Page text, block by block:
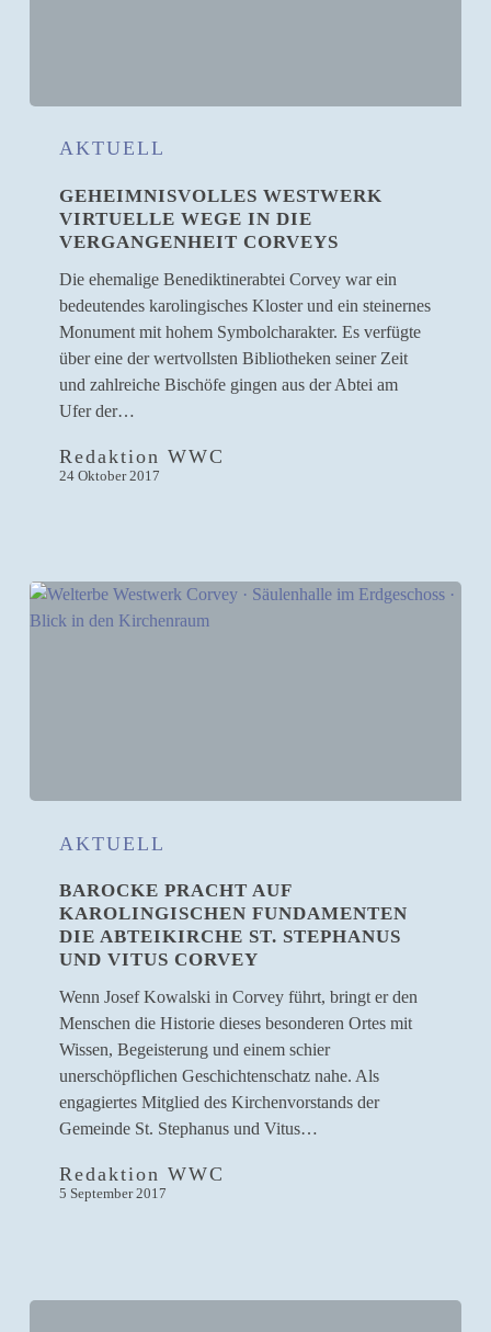
Westwerk
Wege
Vergangenheit
Corveys
AKTUELL
GEHEIMNISVOLLES WESTWERK
VIRTUELLE WEGE IN DIE
VERGANGENHEIT CORVEYS
Die ehemalige Benediktinerabtei Corvey war ein
bedeutendes karolingisches Kloster und ein steinernes
Monument mit hohem Symbolcharakter. Es verfügte
über eine der wertvollsten Bibliotheken seiner Zeit
und zahlreiche Bischöfe gingen aus der Abtei am
Ufer der…
Redaktion WWC
24 Oktober 2017
Pracht
karolingischen
Fundamenten
Abteikirche
Stephanus
Vitus
Corvey
AKTUELL
BAROCKE PRACHT AUF
KAROLINGISCHEN FUNDAMENTEN
DIE ABTEIKIRCHE ST. STEPHANUS
UND VITUS CORVEY
Wenn Josef Kowalski in Corvey führt, bringt er den
Menschen die Historie dieses besonderen Ortes mit
Wissen, Begeisterung und einem schier
unerschöpflichen Geschichtenschatz nahe. Als
engagiertes Mitglied des Kirchenvorstands der
Gemeinde St. Stephanus und Vitus…
Redaktion WWC
5 September 2017